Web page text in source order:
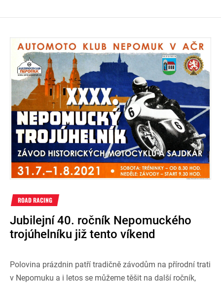
ROAD RACING
Jubilejní 40. ročník Nepomuckého
trojúhelníku již tento víkend
Polovina prázdnin patří tradičně závodům na přírodní trati
v Nepomuku a i letos se můžeme těšit na další ročník,